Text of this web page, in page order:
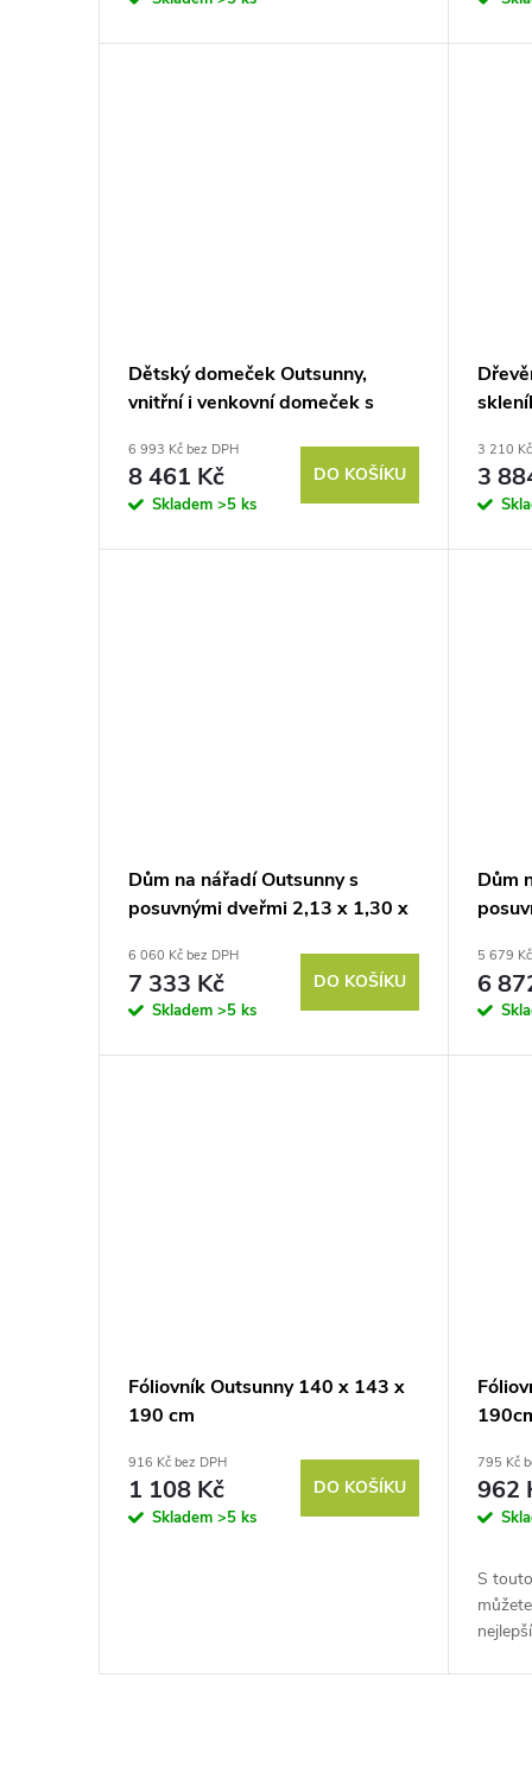
Dětský domeček Outsunny,
vnitřní i venkovní domeček s
jedlové dřevo, šedá
6 993 Kč bez DPH
8 461 Kč
Skladem >5 ks
DO KOŠÍKU
se 3
3 210
3
Dům na nářadí Outsunny s
posuvnými dveřmi 2,13 x 1,30 x
6 060 Kč bez DPH
7 333 Kč
Skladem >5 ks
DO KOŠÍKU
Dům
5 679
6
Fóliovník Outsunny 140 x 143 x
190 cm
916 Kč bez DPH
1 108 Kč
Skladem >5 ks
DO KOŠÍKU
795 Kč
962
S